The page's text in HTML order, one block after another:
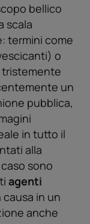
bellico
scala
termini come
o
un
pubblica,
in tutto il
alla
sono
agenti
in un
anche